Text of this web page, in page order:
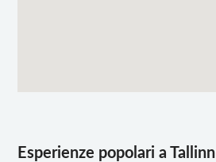
Esperienze popolari a Tallinn